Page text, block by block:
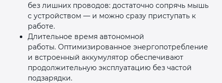
без лишних проводов: достаточно сопрячь мышь
с устройством — и можно сразу приступать к
работе.
Длительное время автономной
работы. Оптимизированное энергопотребление
и встроенный аккумулятор обеспечивают
продолжительную эксплуатацию без частой
подзарядки.